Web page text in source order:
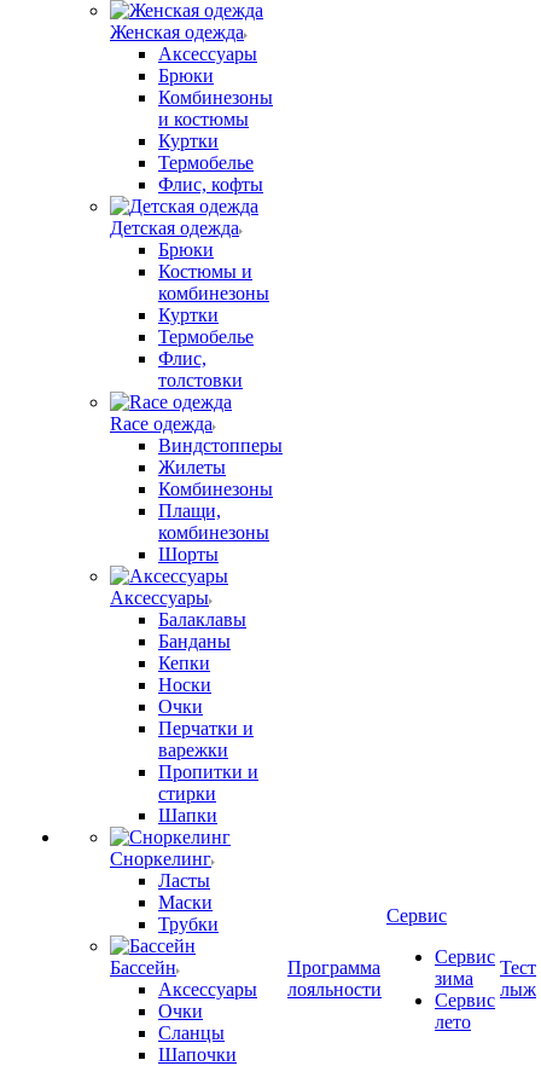
Женская одежда
Аксессуары
Брюки
Комбинезоны
и костюмы
Куртки
Термобелье
Флис, кофты
Детская одежда
Брюки
Костюмы и
комбинезоны
Куртки
Термобелье
Флис,
толстовки
Race одежда
Виндстопперы
Жилеты
Комбинезоны
Плащи,
комбинезоны
Шорты
Аксессуары
Балаклавы
Банданы
Кепки
Носки
Очки
Перчатки и
варежки
Пропитки и
стирки
Шапки
Сноркелинг
Ласты
Маски
Трубки
Бассейн
Аксессуары
Очки
Сланцы
Шапочки
Программа
лояльности
Сервис
Сервис
зима
Сервис
лето
Тест
лыж